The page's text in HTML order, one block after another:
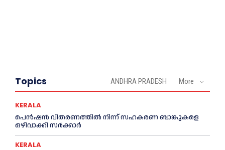
Topics ANDHRA PRADESH More
KERALA
പെൻഷൻ വിതരണത്തില്‍ നിന്ന് സഹകരണ ബാങ്കുകളെ
ഒഴിവാക്കി സര്‍ക്കാര്‍
KERALA